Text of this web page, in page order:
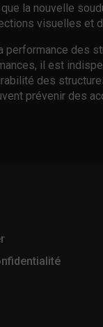
la nouvelle
visuelles et
des
il est
des
prévenir des